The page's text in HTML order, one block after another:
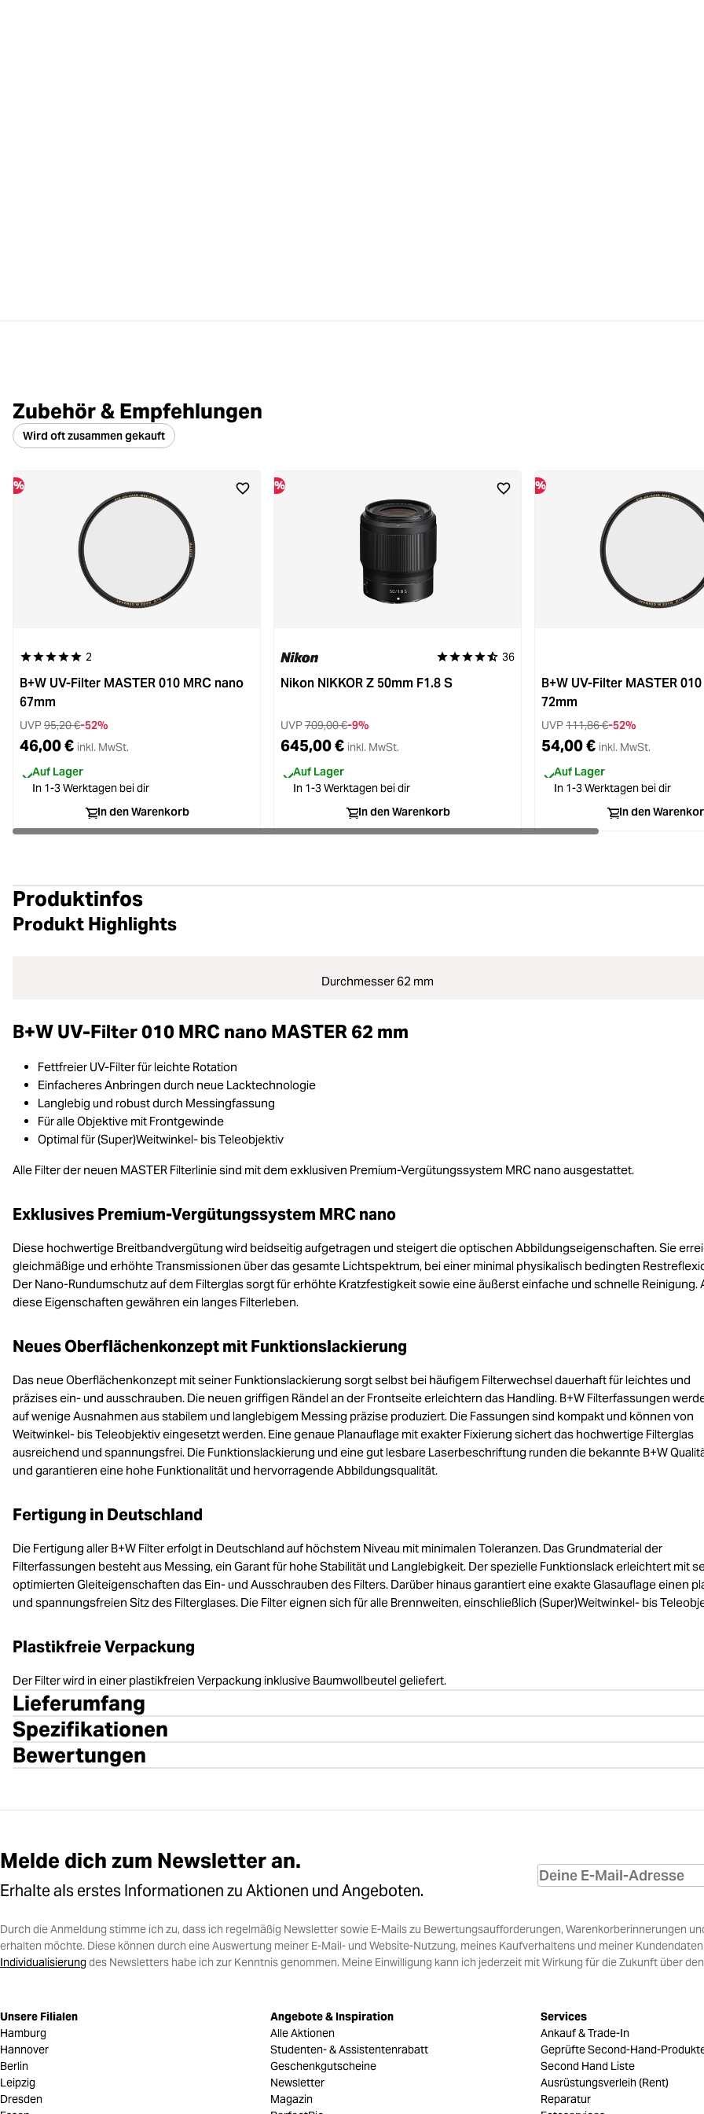
Zubehör & Empfehlungen
Wird oft zusammen gekauft
%
Durchschnittliche Bewertung von 5 von 5 Sternen
2
B+W UV-Filter MASTER 010 MRC nano
67mm
UVP95,20 €-52%
46,00 € inkl. MwSt.
Auf Lager
In 1-3 Werktagen bei dir
In den Warenkorb
%
Durchschnittliche Bewertung von 4.9 von 5 Sternen
36
Nikon NIKKOR Z 50mm F1.8 S
UVP709,00 €-9%
645,00 € inkl. MwSt.
Auf Lager
In 1-3 Werktagen bei dir
In den Warenkorb
%
B+W UV-Filter MASTER
72mm
UVP111,86 €-52%
54,00 € inkl. MwSt.
Auf Lager
In 1-3 Werktagen bei dir
In den
Produktinfos
Produkt Highlights
Durchmesser 62 mm
B+W UV-Filter 010 MRC nano MASTER 62 mm
Fettfreier UV-Filter für leichte Rotation
Einfacheres Anbringen durch neue Lacktechnologie
Langlebig und robust durch Messingfassung
Für alle Objektive mit Frontgewinde
Optimal für (Super)Weitwinkel- bis Teleobjektiv
Alle Filter der neuen MASTER Filterlinie sind mit dem exklusiven Premium-Vergütungssystem MRC nano ausgestattet.
Exklusives Premium-Vergütungssystem MRC nano
Diese hochwertige Breitbandvergütung wird beidseitig aufgetragen und steigert die optischen Abbildungseigenschaften. Sie
gleichmäßige und erhöhte Transmissionen über das gesamte Lichtspektrum, bei einer minimal physikalisch bedingten
Der Nano-Rundumschutz auf dem Filterglas sorgt für erhöhte Kratzfestigkeit sowie eine äußerst einfache und schnelle Reinigung.
diese Eigenschaften gewähren ein langes Filterleben.
Neues Oberflächenkonzept mit Funktionslackierung
Das neue Oberflächenkonzept mit seiner Funktionslackierung sorgt selbst bei häufigem Filterwechsel dauerhaft für leichtes und
präzises ein- und ausschrauben. Die neuen griffigen Rändel an der Frontseite erleichtern das Handling. B+W Filterfassungen
auf wenige Ausnahmen aus stabilem und langlebigem Messing präzise produziert. Die Fassungen sind kompakt und können von
Weitwinkel- bis Teleobjektiv eingesetzt werden. Eine genaue Planauflage mit exakter Fixierung sichert das hochwertige Filterglas
ausreichend und spannungsfrei. Die Funktionslackierung und eine gut lesbare Laserbeschriftung runden die bekannte B+W
und garantieren eine hohe Funktionalität und hervorragende Abbildungsqualität.
Fertigung in Deutschland
Die Fertigung aller B+W Filter erfolgt in Deutschland auf höchstem Niveau mit minimalen Toleranzen. Das Grundmaterial der
Filterfassungen besteht aus Messing, ein Garant für hohe Stabilität und Langlebigkeit. Der spezielle Funktionslack erleichtert mit
optimierten Gleiteigenschaften das Ein- und Ausschrauben des Filters. Darüber hinaus garantiert eine exakte Glasauflage einen
und spannungsfreien Sitz des Filterglases. Die Filter eignen sich für alle Brennweiten, einschließlich (Super)Weitwinkel- bis
Plastikfreie Verpackung
Der Filter wird in einer plastikfreien Verpackung inklusive Baumwollbeutel geliefert.
Lieferumfang
Spezifikationen
Bewertungen
Melde dich zum Newsletter an.
Erhalte als erstes Informationen zu Aktionen und Angeboten.
Durch die Anmeldung stimme ich zu, dass ich regelmäßig Newsletter sowie E-Mails zu Bewertungsaufforderungen, Warenkorberinnerungen
erhalten möchte. Diese können durch eine Auswertung meiner E-Mail- und Website-Nutzung, meines Kaufverhaltens und meiner
Individualisierungdes Newsletters habe ich zur Kenntnis genommen. Meine Einwilligung kann ich jederzeit mit Wirkung für die Zukunft über
Unsere Filialen
Hamburg
Hannover
Berlin
Leipzig
Dresden
Angebote & Inspiration
Alle Aktionen
Studenten- & Assistentenrabatt
Geschenkgutscheine
Newsletter
Magazin
Services
Ankauf & Trade-In
Geprüfte Second-Hand-
Second Hand Liste
Ausrüstungsverleih (Rent)
Reparatur